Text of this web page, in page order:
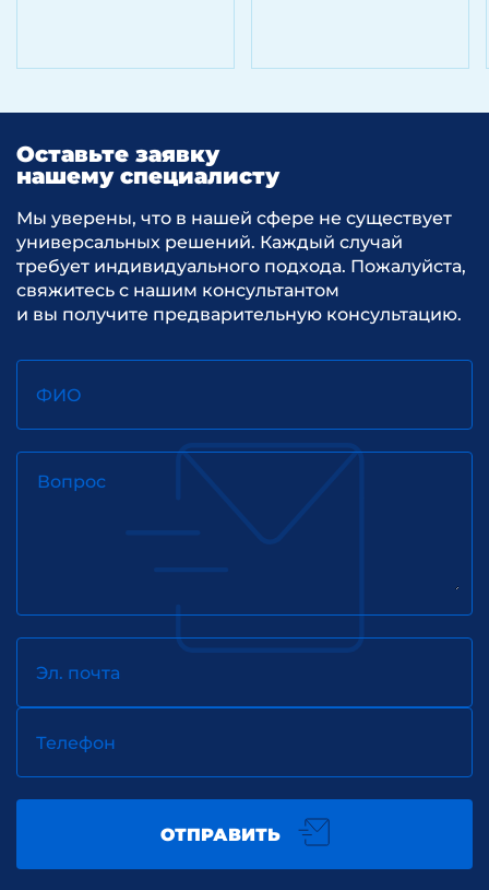
Оставьте заявку
нашему специалисту
Мы уверены, что в нашей сфере не существует
универсальных решений. Каждый случай
требует индивидуального подхода. Пожалуйста,
свяжитесь с нашим консультантом
и вы получите предварительную консультацию.
ФИО
Вопрос
Эл. почта
Телефон
ОТПРАВИТЬ